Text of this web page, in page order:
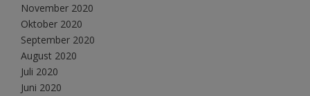
November 2020
Oktober 2020
September 2020
August 2020
Juli 2020
Juni 2020